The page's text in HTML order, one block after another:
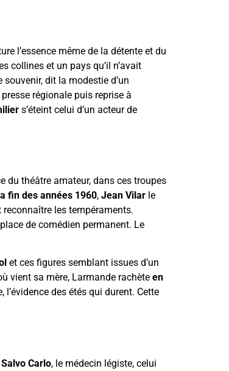
l’essence même de la détente et du
collines et un pays qu’il n’avait
dit la modestie d’un
régionale puis reprise à
s’éteint celui d’un acteur de
du théâtre amateur, dans ces troupes
fin des années 1960, Jean Vilar le
les tempéraments.
de comédien permanent. Le
et ces figures semblant issues d’un
vient sa mère, Larmande rachète en
des étés qui durent. Cette
Salvo Carlo, le médecin légiste, celui